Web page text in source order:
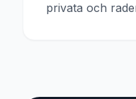
privata och